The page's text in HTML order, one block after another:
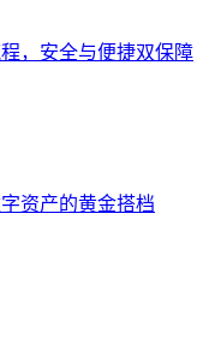
，安全与便捷双保障
资产的黄金搭档